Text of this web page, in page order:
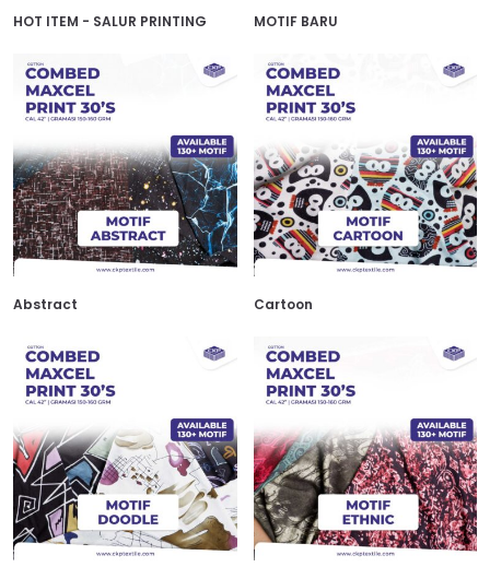
HOT ITEM - SALUR PRINTING MOTIF BARU
Abstract Cartoon